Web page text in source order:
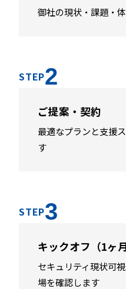
御社の現状・課題・
STEP2
ご提案・契約
最適なプランと支援
す
STEP3
キックオフ（1ヶ月
セキュリティ現状可
場を確認します